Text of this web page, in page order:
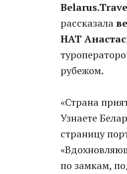
рассказала
НАТ
рубежом.
«Страна
Узнаете
страницу
по замкам,